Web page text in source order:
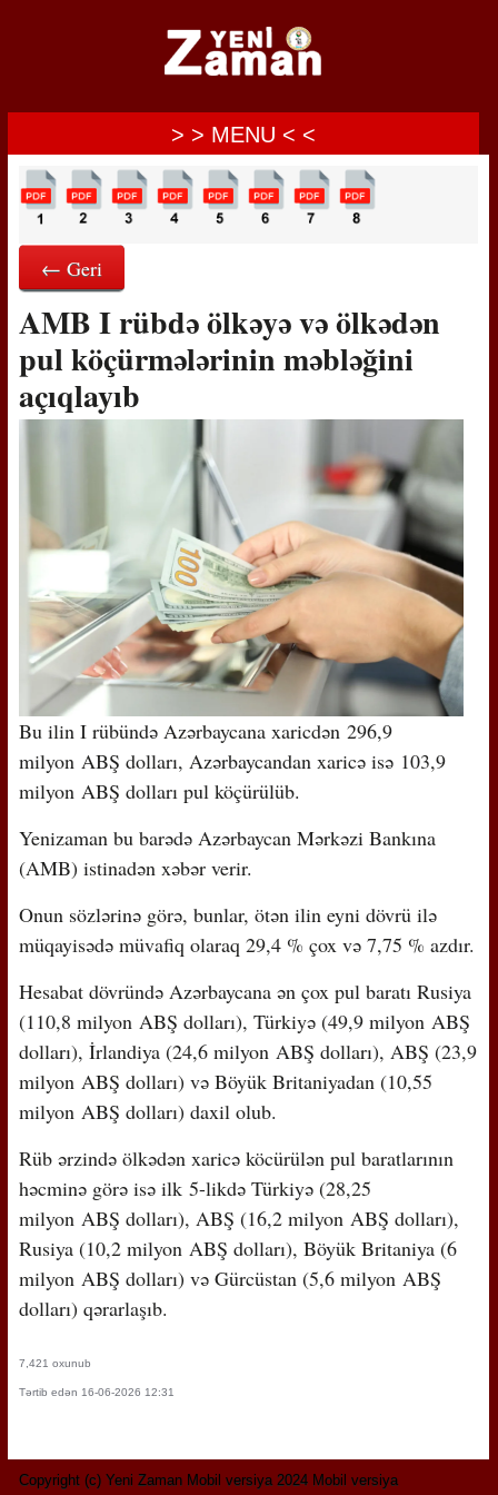
> > MENU < <
← Geri
AMB I rübdə ölkəyə və ölkədən
pul köçürmələrinin məbləğini
açıqlayıb
Bu ilin I rübündə Azərbaycana xaricdən296,9
milyonABŞ dolları, Azərbaycandan xaricə isə 103,9
milyonABŞ dolları pul köçürülüb.
Yenizaman bu barədə Azərbaycan Mərkəzi Bankına
(AMB) istinadən xəbər verir.
Onun sözlərinə görə, bunlar, ötən ilin eyni dövrü ilə
müqayisədə müvafiq olaraq 29,4 % çox və 7,75 % azdır.
Hesabat dövründə Azərbaycana ən çox pul baratı Rusiya
(110,8 milyon ABŞ dolları), Türkiyə (49,9 milyonABŞ
dolları), İrlandiya (24,6 milyonABŞ dolları), ABŞ (23,9
milyon ABŞ dolları) və Böyük Britaniyadan (10,55
milyonABŞ dolları) daxil olub.
Rüb ərzində ölkədən xaricə köcürülən pul baratlarının
həcminə görə isə ilk 5-likdə Türkiyə (28,25
milyonABŞ dolları), ABŞ (16,2 milyonABŞ dolları),
Rusiya (10,2 milyonABŞ dolları), Böyük Britaniya (6
milyonABŞ dolları) və Gürcüstan (5,6 milyonABŞ
dolları) qərarlaşıb.
7,421 oxunub
Tərtib edən 16-06-2026 12:31
Copyright (c) Yeni Zaman Mobil versiya 2024 Mobil versiya